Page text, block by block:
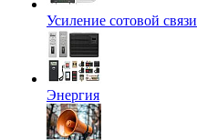
Усиление сотовой связи
Энергия